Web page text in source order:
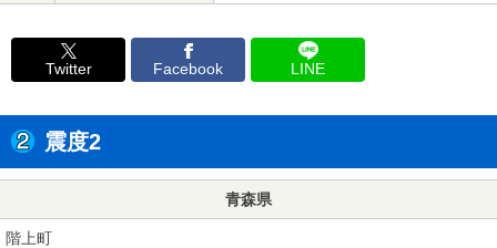
Twitter Facebook LINE
震度2
青森県
階上町